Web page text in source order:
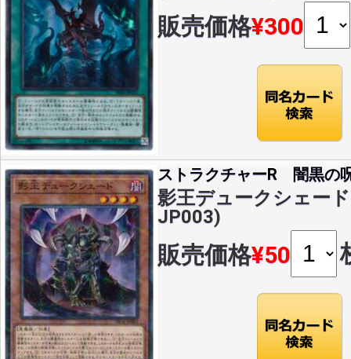
販売価格¥300
ストラクチャーR 闇黒の
影王デュークシェー
JP003)
販売価格¥50